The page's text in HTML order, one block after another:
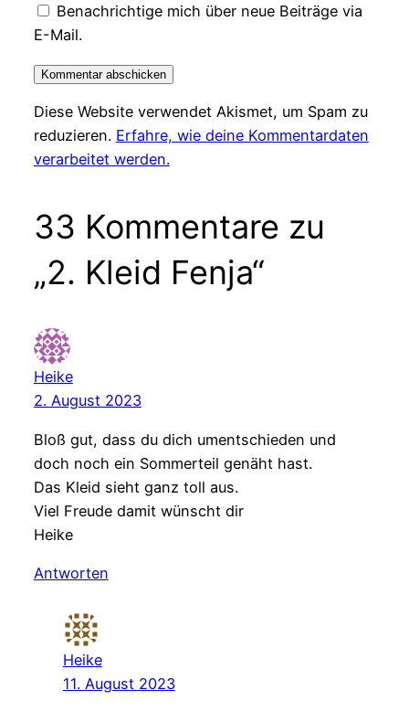
Benachrichtige mich über neue Beiträge via
E-Mail.
Diese Website verwendet Akismet, um Spam zu
reduzieren. Erfahre, wie deine Kommentardaten
verarbeitet werden.
33 Kommentare zu
„2. Kleid Fenja“
Heike
2. August 2023
Bloß gut, dass du dich umentschieden und
doch noch ein Sommerteil genäht hast.
Das Kleid sieht ganz toll aus.
Viel Freude damit wünscht dir
Heike
Antworten
Heike
11. August 2023